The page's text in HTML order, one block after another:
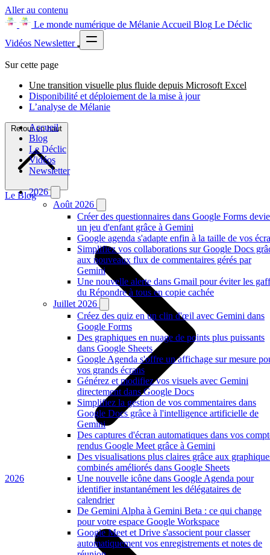
Aller au contenu
Le monde numérique de Mélanie Accueil Blog Le Déclic
Vidéos Newsletter
Accueil
Blog
Le Déclic
Vidéos
Newsletter
2026
Août 2026
Créer des questionnaires dans Google Forms
un jeu d'enfant grâce à Gemini
Google agenda s'adapte enfin à la taille de vos
Simplifiez vos collaborations sur Google Docs
aux nouveaux flux de commentaires gérés par
Gemini
Une nouvelle alerte dans Gmail pour éviter les
du Répondre à tous en copie cachée
Juillet 2026
Créez des quiz en un clin d'œil avec Gemini dans
Google Forms
Des graphiques en nuage de points plus puissants
dans Google Sheets
Google Agenda s'offre un affichage sur mesure
vos grands écrans
Générez et modifiez vos visuels avec Gemini
directement dans Google Docs
Simplifiez la gestion de vos commentaires dans
Google Docs grâce à l'intelligence artificielle de
Gemini
Des captures d'écran automatiques dans vos
rendus Google Meet grâce à Gemini
Des visualisations plus claires grâce aux
combinés améliorés dans Google Sheets
Une nouvelle icône dans Google Agenda pour
identifier instantanément les délégataires de
calendrier
De Gemini Alpha à Gemini Beta : ce qui change
pour votre espace Google Workspace
Google Meet et Drive s'associent pour classer
automatiquement vos enregistrements et notes de
Sur cette page
Une transition visuelle plus fluide depuis Microsoft Excel
Disponibilité et déploiement de la mise à jour
L’analyse de Mélanie
Retour en haut
Le Blog
2026